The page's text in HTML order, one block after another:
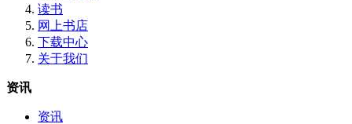
读书
网上书店
下载中心
关于我们
资讯
资讯